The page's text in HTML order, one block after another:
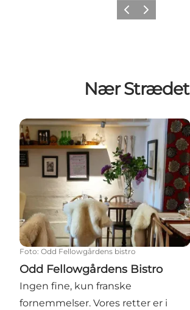
Forrige billede
Næste billede
Nær Strædet
Odd Fellowgårdens Bistro
Foto: Odd Fellowgårdens bistro
Odd Fellowgårdens Bistro
Ingen fine, kun franske
fornemmelser. Vores retter er i